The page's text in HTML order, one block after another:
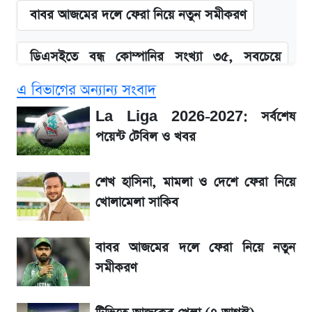
বাবর আজমের দলে ফেরা নিয়ে নতুন সমীকরণ
ডিএসইতে বন্ধ কোম্পানির সংখ্যা ৩৫, সবচেয়ে
Snapdragon 8 Gen 3 ফোনে নতুন চমক,
Redmi K80 নিয়ে আপডেট
সাকিবের বাড়িতে হামলা নিয়ে মুখ খুললেন দিলীপ
ঘোষ
জেনে নিন আজকের সোনা ও রুপার সর্বশেষ দাম
১৮০ দিনের মূল্যায়ন শেষে মন্ত্রিসভায় পরিবর্তন
এ বিভাগের অন্যান্য সংবাদ
La Liga 2026-2027: সর্বশেষ
পয়েন্ট টেবিল ও খবর
শেখ হাসিনা, মামলা ও দেশে ফেরা নিয়ে
খোলামেলা সাকিব
বাবর আজমের দলে ফেরা নিয়ে নতুন
সমীকরণ